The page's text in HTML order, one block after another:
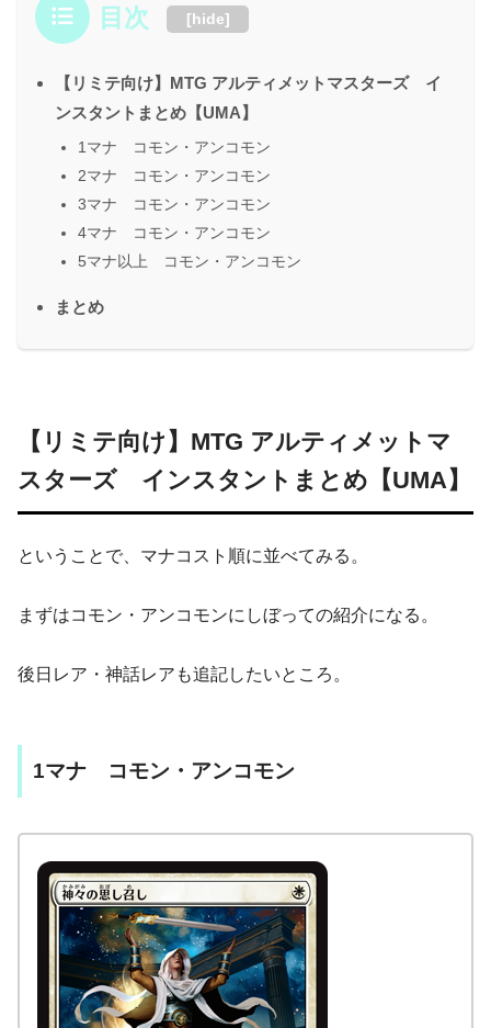
目次 [hide]
【リミテ向け】MTG アルティメットマスターズ イ
ンスタントまとめ【UMA】
1マナ コモン・アンコモン
2マナ コモン・アンコモン
3マナ コモン・アンコモン
4マナ コモン・アンコモン
5マナ以上 コモン・アンコモン
まとめ
【リミテ向け】MTG アルティメットマ
スターズ インスタントまとめ【UMA】
ということで、マナコスト順に並べてみる。
まずはコモン・アンコモンにしぼっての紹介になる。
後日レア・神話レアも追記したいところ。
1マナ コモン・アンコモン